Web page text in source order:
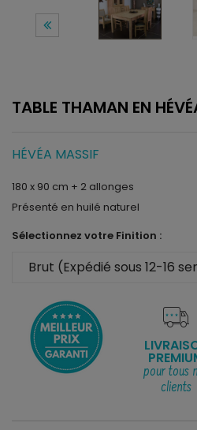
TABLE THAMAN EN
HÉVÉA MASSIF
180 x 90 cm + 2 allonges
Présenté en huilé naturel
Sélectionnez votre Finition :
pour tous
clients